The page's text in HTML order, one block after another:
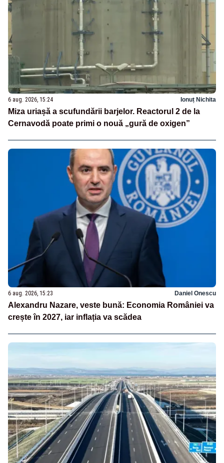
6 aug. 2026, 15:24 Ionuț Nichita
Miza uriașă a scufundării barjelor. Reactorul 2 de la
Cernavodă poate primi o nouă „gură de oxigen”
6 aug. 2026, 15:23 Daniel Onescu
Alexandru Nazare, veste bună: Economia României va
crește în 2027, iar inflația va scădea